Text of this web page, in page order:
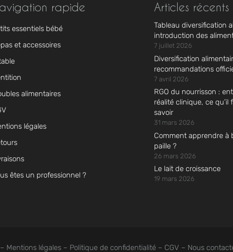
rapide
essentiels bébé
et accessoires
alimentaires
légales
êtes un professionnel ?
Articles récents
Tableau diversification
introduction des
7 juillet 2026
Diversification
recommandations
7 avril 2026
RGO du nourrisson :
réalité clinique, ce qu’il
savoir
31 mars 2026
Comment apprendre à
paille ?
26 mars 2026
Le lait de croissance
19 mars 2026
Mentions légales – Politique de confidentialité – CGV – Nous